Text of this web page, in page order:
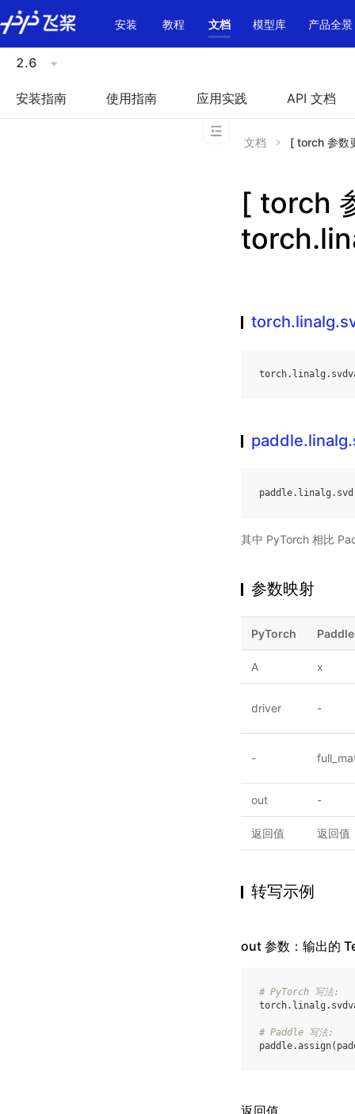
\u200E
安装
教程 文档 模型库 产品全景
2.6
安装指南 使用指南 应用实践 API 文档
文档 [ torch 参数
[ torch
torch. linalg .
paddle. linalg . svd
其中 PyTorch 相比
参数映射
PyTorch
A x
driver -
-
out -
返回值 返回值
转写示例
out 参数：输出的
# PyTorch 写法:
torch. linalg .
# Paddle 写法:
paddle.assign(